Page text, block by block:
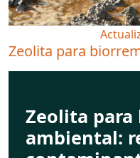
Zeolita para
Zeolita
ambiental: